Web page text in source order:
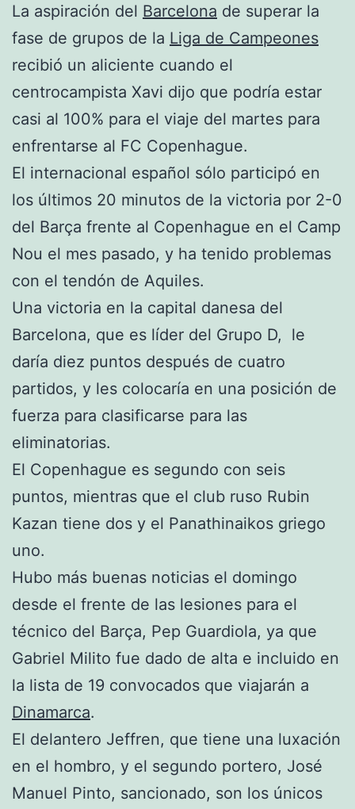
La aspiración del Barcelona de superar la
fase de grupos de la Liga de Campeones
recibió un aliciente cuando el
centrocampista Xavi dijo que podría estar
casi al 100% para el viaje del martes para
enfrentarse al FC Copenhague.
El internacional español sólo participó en
los últimos 20 minutos de la victoria por 2-0
del Barça frente al Copenhague en el Camp
Nou el mes pasado, y ha tenido problemas
con el tendón de Aquiles.
Una victoria en la capital danesa del
Barcelona, que es líder del Grupo D, le
daría diez puntos después de cuatro
partidos, y les colocaría en una posición de
fuerza para clasificarse para las
eliminatorias.
El Copenhague es segundo con seis
puntos, mientras que el club ruso Rubin
Kazan tiene dos y el Panathinaikos griego
uno.
Hubo más buenas noticias el domingo
desde el frente de las lesiones para el
técnico del Barça, Pep Guardiola, ya que
Gabriel Milito fue dado de alta e incluido en
la lista de 19 convocados que viajarán a
Dinamarca.
El delantero Jeffren, que tiene una luxación
en el hombro, y el segundo portero, José
Manuel Pinto, sancionado, son los únicos